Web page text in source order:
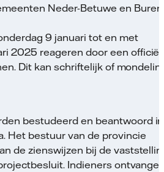
Neder-Betuwe en Buren.
9 januari tot en met
2025 reageren door een
Dit kan schriftelijk of
bestudeerd en beantwoord in
Het bestuur van de provincie
de zienswijzen bij de
Indieners